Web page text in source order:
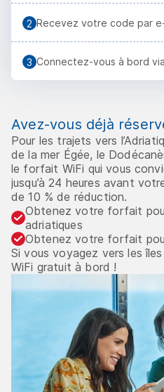
Recevez votre code par
Connectez-vous à bord
Avez-vous déjà
Pour les trajets vers
de la mer Égée, le
le forfait WiFi qui vous
jusqu’à 24 heures avant
de 10 % de réduction.
Obtenez votre forfait
adriatiques
Obtenez votre forfait
Si vous voyagez vers les
WiFi gratuit à bord !